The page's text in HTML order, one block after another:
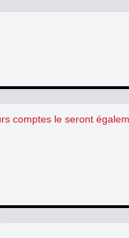
comptes le seront